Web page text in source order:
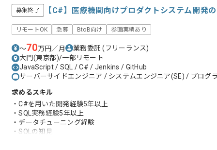
募集終了 【C#】医療機関向けプロダクトシステム開発
リモートOK 急募 BtoB向け 参画実績あり
〜70万円／月 業務委託(フリーランス)
大門(東京都)/一部リモート
JavaScript / SQL / C# / Jenkins / GitHub
サーバーサイドエンジニア / システムエンジニア(SE) / プログ
求めるスキル
・C#を用いた開発経験5年以上
・SQL実務経験5年以上
・データチューニング経験
・SQLの知見